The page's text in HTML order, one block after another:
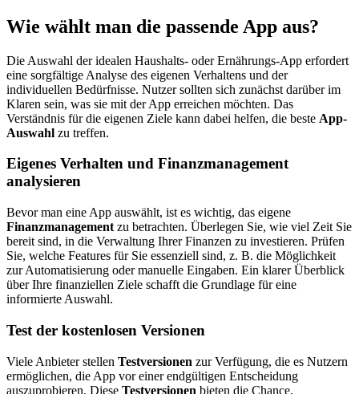
Wie wählt man die passende App aus?
Die Auswahl der idealen Haushalts- oder Ernährungs-App erfordert
eine sorgfältige Analyse des eigenen Verhaltens und der
individuellen Bedürfnisse. Nutzer sollten sich zunächst darüber im
Klaren sein, was sie mit der App erreichen möchten. Das
Verständnis für die eigenen Ziele kann dabei helfen, die beste App-
Auswahl zu treffen.
Eigenes Verhalten und Finanzmanagement
analysieren
Bevor man eine App auswählt, ist es wichtig, das eigene
Finanzmanagement zu betrachten. Überlegen Sie, wie viel Zeit Sie
bereit sind, in die Verwaltung Ihrer Finanzen zu investieren. Prüfen
Sie, welche Features für Sie essenziell sind, z. B. die Möglichkeit
zur Automatisierung oder manuelle Eingaben. Ein klarer Überblick
über Ihre finanziellen Ziele schafft die Grundlage für eine
informierte Auswahl.
Test der kostenlosen Versionen
Viele Anbieter stellen Testversionen zur Verfügung, die es Nutzern
ermöglichen, die App vor einer endgültigen Entscheidung
auszuprobieren. Diese Testversionen bieten die Chance,